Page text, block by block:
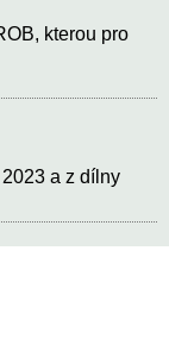
kterou pro
a z dílny